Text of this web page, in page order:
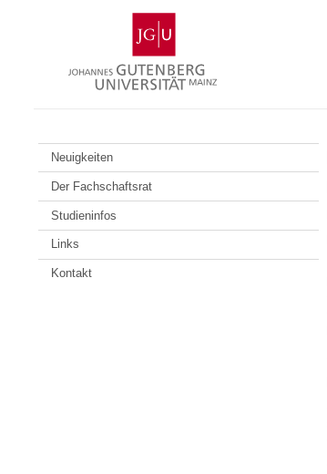
Gutenberg-
Universität
Mainz
Neuigkeiten
Der Fachschaftsrat
Studieninfos
Links
Kontakt